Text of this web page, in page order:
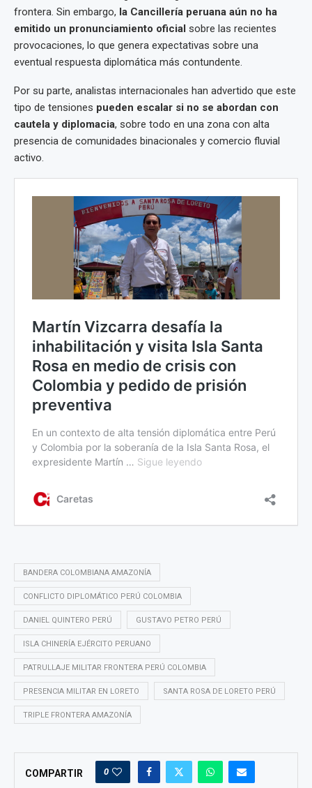
frontera. Sin embargo, la Cancillería peruana aún no ha
emitido un pronunciamiento oficial sobre las recientes
provocaciones, lo que genera expectativas sobre una
eventual respuesta diplomática más contundente.
Por su parte, analistas internacionales han advertido que este
tipo de tensiones pueden escalar si no se abordan con
cautela y diplomacia, sobre todo en una zona con alta
presencia de comunidades binacionales y comercio fluvial
activo.
BANDERA COLOMBIANA AMAZONÍA
CONFLICTO DIPLOMÁTICO PERÚ COLOMBIA
DANIEL QUINTERO PERÚ GUSTAVO PETRO PERÚ
ISLA CHINERÍA EJÉRCITO PERUANO
PATRULLAJE MILITAR FRONTERA PERÚ COLOMBIA
PRESENCIA MILITAR EN LORETO SANTA ROSA DE LORETO PERÚ
TRIPLE FRONTERA AMAZONÍA
COMPARTIR 0